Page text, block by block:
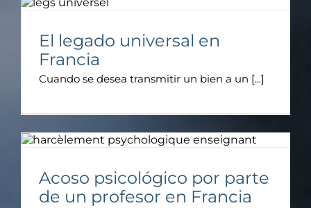
El legado universal en
Francia
Cuando se desea transmitir un bien a un [...]
Acoso psicológico por parte
de un profesor en Francia